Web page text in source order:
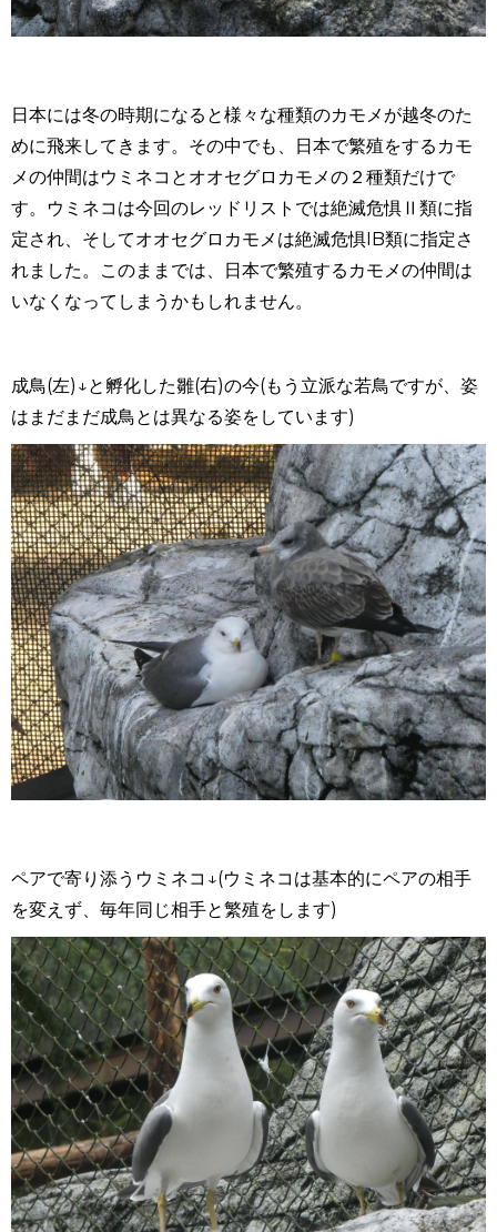
日本には冬の時期になると様々な種類のカモメが越冬のた
めに飛来してきます。その中でも、日本で繁殖をするカモ
メの仲間はウミネコとオオセグロカモメの２種類だけで
す。ウミネコは今回のレッドリストでは絶滅危惧Ⅱ類に指
定され、そしてオオセグロカモメは絶滅危惧 IB類に指定さ
れました。このままでは、日本で繁殖するカモメの仲間は
いなくなってしまうかもしれません。
成鳥(左) ↓と孵化した雛(右)の今(もう立派な若鳥ですが、姿
はまだまだ成鳥とは異なる姿をしています)
ペアで寄り添うウミネコ↓(ウミネコは基本的にペアの相手
を変えず、毎年同じ相手と繁殖をします)